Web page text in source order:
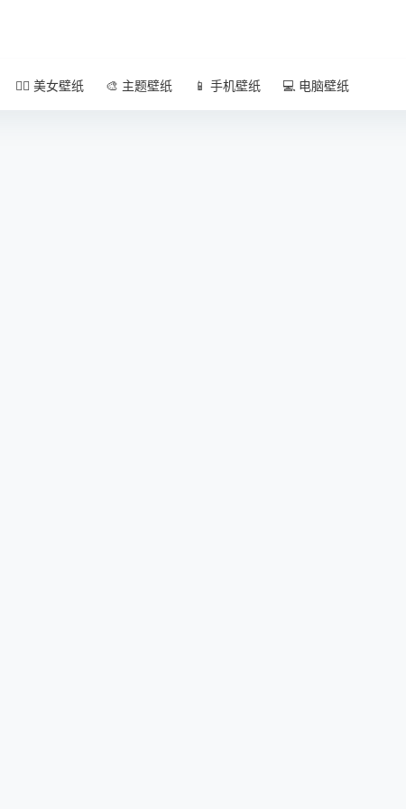
🧜‍♀️ 美女壁纸 🎨 主题壁纸 📱 手机壁纸 💻 电脑壁纸